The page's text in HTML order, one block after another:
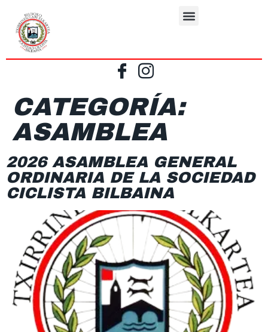
CATEGORÍA:
ASAMBLEA
2026 ASAMBLEA GENERAL
ORDINARIA DE LA SOCIEDAD
CICLISTA BILBAINA